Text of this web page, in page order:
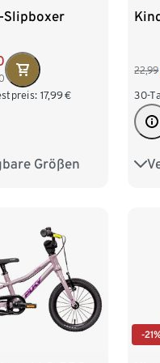
Slipboxer
17,99€
Größen
98/104
22,99
30-
-